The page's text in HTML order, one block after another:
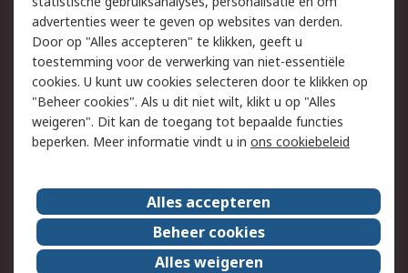
Wettelijk
Cookiebeleid
Email veiligheid
Privacybeleid
Websitevoorwaarden
Algemene
verkoopvoorwaarden
Over RS
RS Group
Over ons
RS wereldwijd
Werken bij RS
advertenties weer te geven op websites van derden.
Door op "Alles accepteren" te klikken, geeft u
toestemming voor de verwerking van niet-essentiële
cookies. U kunt uw cookies selecteren door te klikken op
"Beheer cookies". Als u dit niet wilt, klikt u op "Alles
weigeren". Dit kan de toegang tot bepaalde functies
beperken. Meer informatie vindt u in ons cookiebeleid
Alles accepteren
Beheer cookies
Alles weigeren